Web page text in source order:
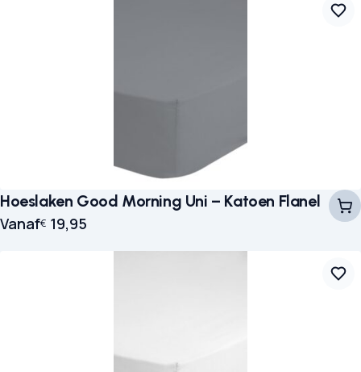
Hoeslaken Good Morning Uni – Katoen Flanel
Vanaf€ 19,95